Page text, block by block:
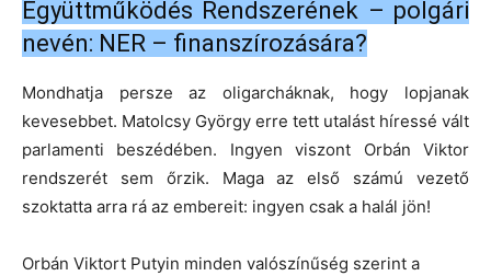
Együttműködés Rendszerének – polgári
nevén: NER – finanszírozására?
Mondhatja persze az oligarcháknak, hogy lopjanak
kevesebbet. Matolcsy György erre tett utalást híressé vált
parlamenti beszédében. Ingyen viszont Orbán Viktor
rendszerét sem őrzik. Maga az első számú vezető
szoktatta arra rá az embereit: ingyen csak a halál jön!
Orbán Viktort Putyin minden valószínűség szerint a